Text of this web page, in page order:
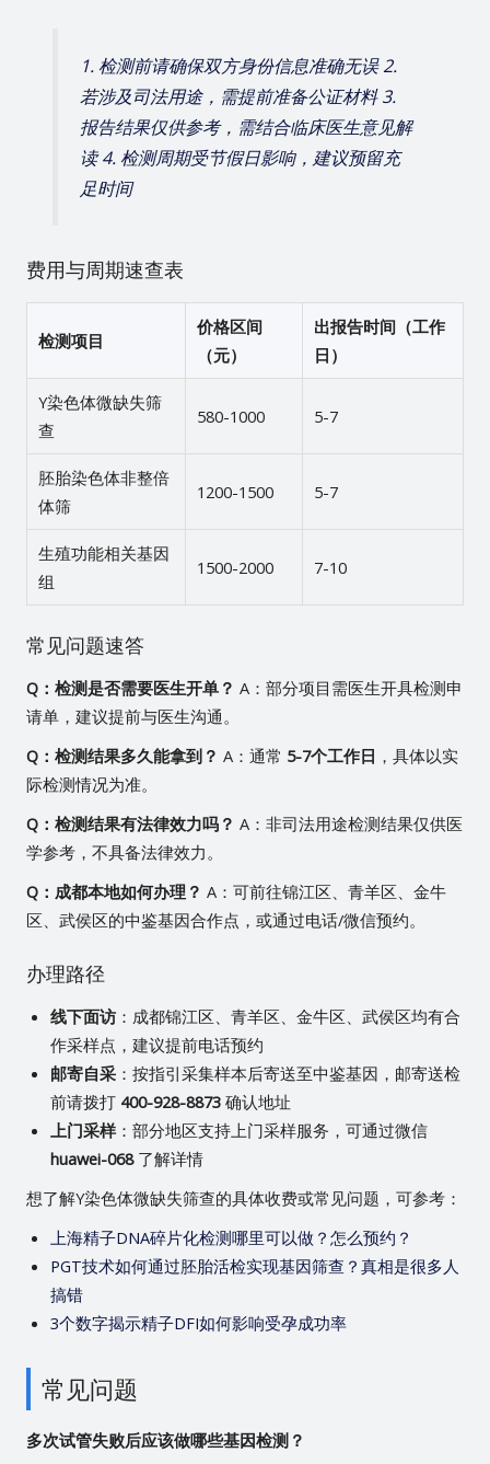
1. 检测前请确保双方身份信息准确无误 2.
若涉及司法用途，需提前准备公证材料 3.
报告结果仅供参考，需结合临床医生意见解
读 4. 检测周期受节假日影响，建议预留充
足时间
费用与周期速查表
检测项目
价格区间
（元）
出报告时间（工作
日）
Y染色体微缺失筛
查
580-1000 5-7
胚胎染色体非整倍
体筛
1200-1500 5-7
生殖功能相关基因
组
1500-2000 7-10
常见问题速答
Q：检测是否需要医生开单？ A：部分项目需医生开具检测申
请单，建议提前与医生沟通。
Q：检测结果多久能拿到？ A：通常 5-7个工作日 ，具体以实
际检测情况为准。
Q：检测结果有法律效力吗？ A：非司法用途检测结果仅供医
学参考，不具备法律效力。
Q：成都本地如何办理？ A：可前往锦江区、青羊区、金牛
区、武侯区的中鉴基因合作点，或通过电话/微信预约。
办理路径
线下面访：成都锦江区、青羊区、金牛区、武侯区均有合
作采样点，建议提前电话预约
邮寄自采：按指引采集样本后寄送至中鉴基因，邮寄送检
前请拨打 400-928-8873确认地址
上门采样：部分地区支持上门采样服务，可通过微信
huawei-068了解详情
想了解Y染色体微缺失筛查的具体收费或常见问题，可参考：
上海精子DNA碎片化检测哪里可以做？怎么预约？
PGT技术如何通过胚胎活检实现基因筛查？真相是很多人
搞错
3个数字揭示精子DFI如何影响受孕成功率
常见问题
多次试管失败后应该做哪些基因检测？